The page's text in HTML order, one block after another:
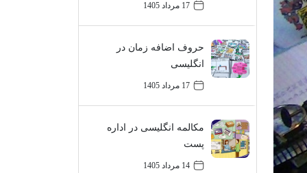
17 مرداد 1405
حروف اضافه زمان در
انگلیسی
17 مرداد 1405
مکالمه انگلیسی در اداره
پست
14 مرداد 1405